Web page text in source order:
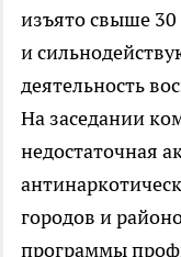
изъято свыше
и
деятельность
На заседании
недостаточная
городов и
программы